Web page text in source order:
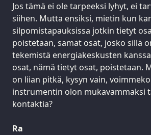
Jos tämä ei ole tarpeeksi lyhyt, ei
siihen. Mutta ensiksi, mietin kun
silpomistapauksissa jotkin tietyt
poistetaan, samat osat, josko sillä
tekemistä energiakeskusten
osat, nämä tietyt osat, poistetaan.
on liian pitkä, kysyn vain,
instrumentin olon mukavammaksi
kontaktia?
Ra